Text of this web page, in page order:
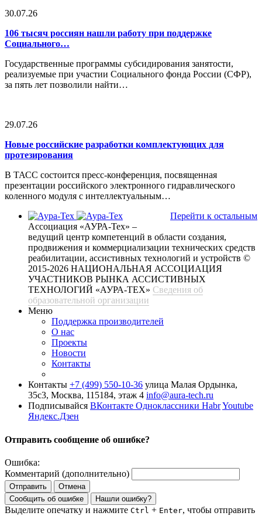
30.07.26
106 тысяч россиян нашли работу при поддержке
Социального…
Государственные программы субсидирования занятости,
реализуемые при участии Социального фонда России (СФР),
за пять лет позволили найти…
29.07.26
Новые российские разработки комплектующих для
протезирования
В ТАСС состоится пресс-конференция, посвященная
презентации российского электронного гидравлического
коленного модуля с интеллектуальным…
Перейти к остальным
Ассоциация «АУРА-Тех» –
ведущий центр компетенций в области создания,
продвижения и коммерциализации технических средств
реабилитации, ассистивных технологий и устройств ©
2015-2026 НАЦИОНАЛЬНАЯ АССОЦИАЦИЯ
УЧАСТНИКОВ РЫНКА АССИСТИВНЫХ
ТЕХНОЛОГИЙ «АУРА-ТЕХ» Сведения об
образовательной организации
Меню
Поддержка производителей
О нас
Проекты
Новости
Контакты
Контакты +7 (499) 550-10-36 улица Малая Ордынка,
35с3, Москва, 115184, этаж 4 info@aura-tech.ru
Подписывайся ВКонтакте Одноклассники HabrYoutube
Яндекс.Дзен
Отправить сообщение об ошибке?
Ошибка:
Комментарий (дополнительно)
Отправить
Отмена
Сообщить об ошибке
Нашли ошибку?
Выделите опечатку и нажмите Ctrl + Enter, чтобы отправить